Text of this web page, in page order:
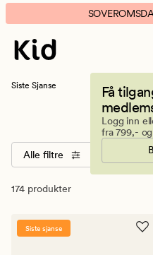
Siste
sjanse
produkter
banner.
Klikk
ESCAPE
Få
Logg inn
fra 799,-
Siste Sjanse
Siste
Alle filtre
174 produkter
Siste sjanse